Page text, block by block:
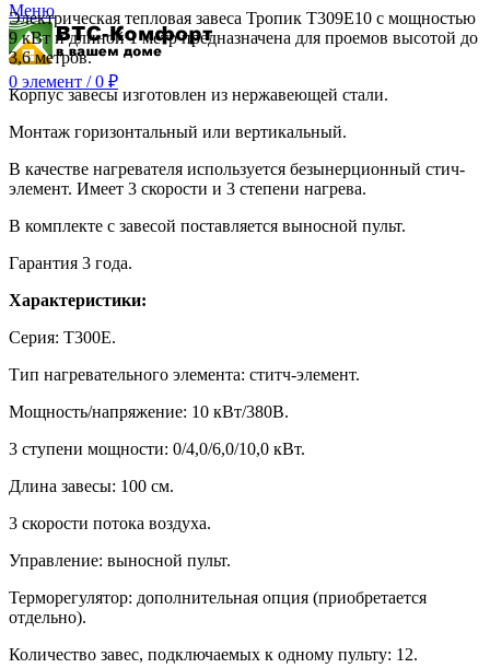
Меню
0 элемент / 0 ₽
Электрическая тепловая завеса Тропик Т309Е10 с мощностью
9 кВт и длиной 1 метр предназначена для проемов высотой до
3,6 метров.
Корпус завесы изготовлен из нержавеющей стали.
Монтаж горизонтальный или вертикальный.
В качестве нагревателя используется безынерционный стич-
элемент. Имеет 3 скорости и 3 степени нагрева.
В комплекте с завесой поставляется выносной пульт.
Гарантия 3 года.
Характеристики:
Серия: Т300Е.
Тип нагревательного элемента: ститч-элемент.
Мощность/напряжение: 10 кВт/380В.
3 ступени мощности: 0/4,0/6,0/10,0 кВт.
Длина завесы: 100 см.
3 скорости потока воздуха.
Управление: выносной пульт.
Терморегулятор: дополнительная опция (приобретается
отдельно).
Количество завес, подключаемых к одному пульту: 12.